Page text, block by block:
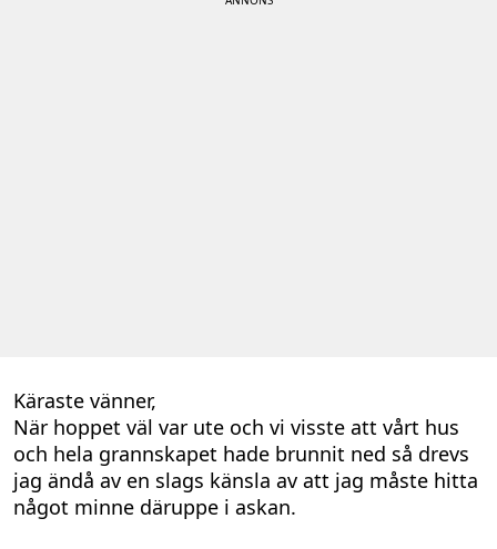
Käraste vänner,
När hoppet väl var ute och vi visste att vårt hus
och hela grannskapet hade brunnit ned så drevs
jag ändå av en slags känsla av att jag måste hitta
något minne däruppe i askan.